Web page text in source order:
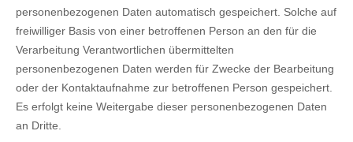
personenbezogenen Daten automatisch gespeichert. Solche auf
freiwilliger Basis von einer betroffenen Person an den für die
Verarbeitung Verantwortlichen übermittelten
personenbezogenen Daten werden für Zwecke der Bearbeitung
oder der Kontaktaufnahme zur betroffenen Person gespeichert.
Es erfolgt keine Weitergabe dieser personenbezogenen Daten
an Dritte.